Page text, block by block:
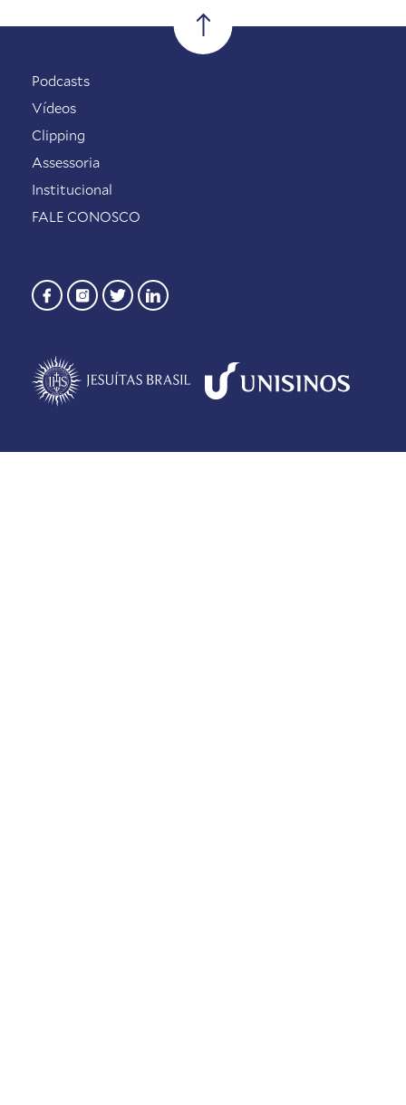
Podcasts
Vídeos
Clipping
Assessoria
Institucional
FALE CONOSCO